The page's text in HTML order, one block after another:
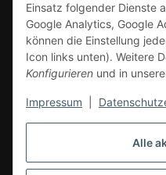
Alle
Einsatz folgender Dienste
Google Analytics, Google
können die Einstellung
Icon links unten). Weitere
Konfigurieren und in
Impressum
* Alle Preise inkl. gesetzlicher
DE, gilt nicht für Großgeräte per